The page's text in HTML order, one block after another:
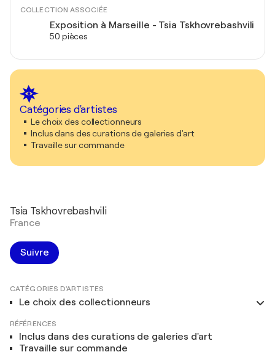
COLLECTION ASSOCIÉE
Exposition à Marseille - Tsia Tskhovrebashvili
50 pièces
Catégories d'artistes
Le choix des collectionneurs
Inclus dans des curations de galeries d'art
Travaille sur commande
Tsia Tskhovrebashvili
France
Suivre
CATÉGORIES D'ARTISTES
Le choix des collectionneurs
RÉFÉRENCES
Inclus dans des curations de galeries d'art
Travaille sur commande